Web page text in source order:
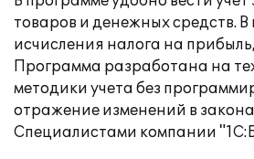
товаров и денежных средств.
исчисления налога на
Программа разработана на
методики учета без
отражение изменений в
Специалистами компании